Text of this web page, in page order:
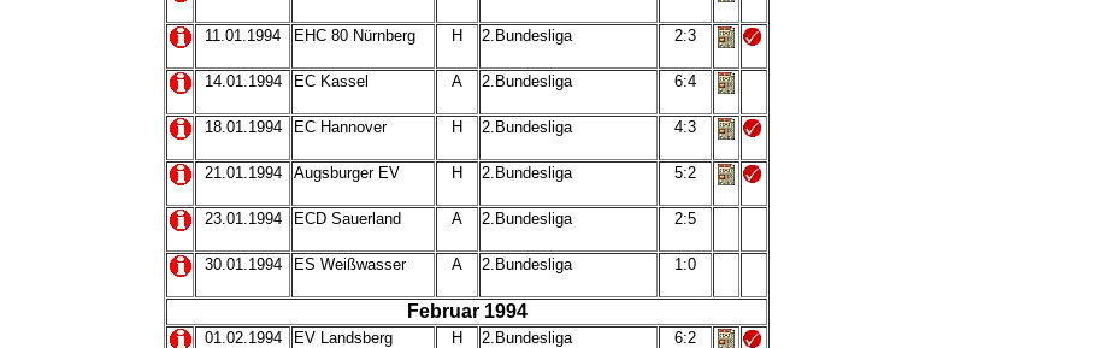
11.01.1994 EHC 80 Nürnberg H 2.Bundesliga 2:3
14.01.1994 EC Kassel A 2.Bundesliga 6:4
18.01.1994 EC Hannover H 2.Bundesliga 4:3
21.01.1994 Augsburger EV H 2.Bundesliga 5:2
23.01.1994 ECD Sauerland A 2.Bundesliga 2:5
30.01.1994 ES Weißwasser A 2.Bundesliga 1:0
Februar 1994
01.02.1994 EV Landsberg H 2.Bundesliga 6:2